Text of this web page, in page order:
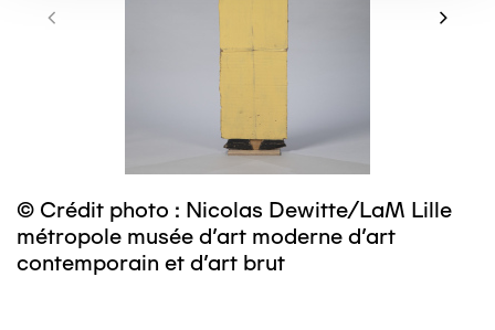
© Crédit photo : Nicolas Dewitte/LaM Lille
métropole musée d’art moderne d’art
contemporain et d’art brut